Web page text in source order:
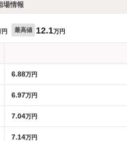
場情報
最高値 12.1万円
6.88万円
6.97万円
7.04万円
7.14万円